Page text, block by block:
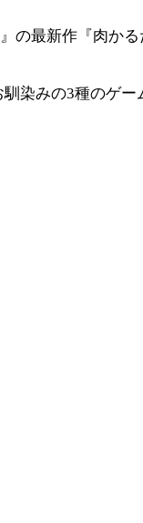
の最新作『肉か
染みの3種のゲー